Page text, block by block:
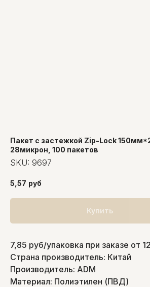
Пакет с застежкой Zip-Lock
28микрон, 100 пакетов
SKU: 9697
5,57 руб
Купить
7,85 руб/упаковка при заказе от
Страна производитель: Китай
Производитель: ADM
Материал: Полиэтилен (ПВД)